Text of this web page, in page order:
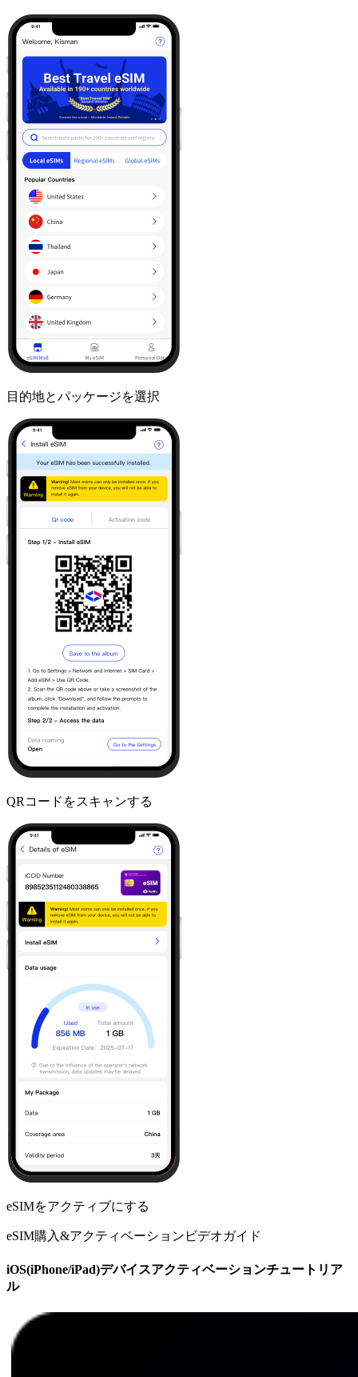
目的地とパッケージを選択
QRコードをスキャンする
eSIMをアクティブにする
eSIM購入&アクティベーションビデオガイド
iOS(iPhone/iPad)デバイスアクティベーションチュートリア
ル